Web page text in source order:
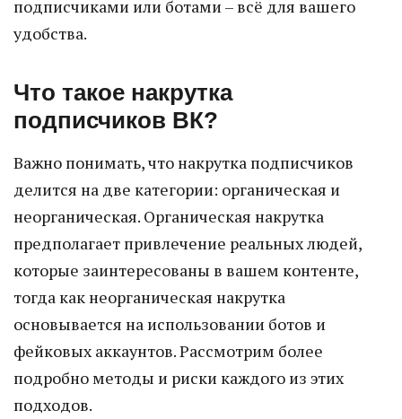
подписчиками или ботами – всё для вашего
удобства.
Что такое накрутка
подписчиков ВК?
Важно понимать, что накрутка подписчиков
делится на две категории: органическая и
неорганическая. Органическая накрутка
предполагает привлечение реальных людей,
которые заинтересованы в вашем контенте,
тогда как неорганическая накрутка
основывается на использовании ботов и
фейковых аккаунтов. Рассмотрим более
подробно методы и риски каждого из этих
подходов.